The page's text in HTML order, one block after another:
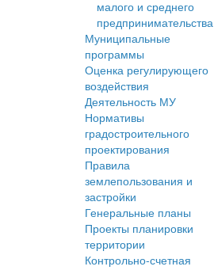
малого и среднего
предпринимательства
Муниципальные
программы
Оценка регулирующего
воздействия
Деятельность МУ
Нормативы
градостроительного
проектирования
Правила
землепользования и
застройки
Генеральные планы
Проекты планировки
территории
Контрольно-счетная